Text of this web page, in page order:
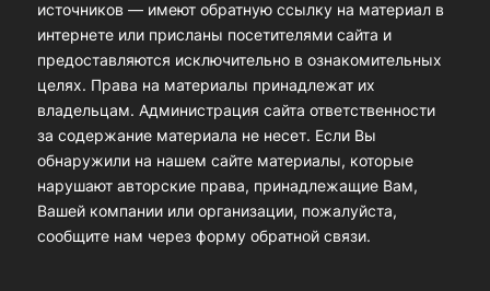
источников — имеют обратную ссылку на материал в
интернете или присланы посетителями сайта и
предоставляются исключительно в ознакомительных
целях. Права на материалы принадлежат их
владельцам. Администрация сайта ответственности
за содержание материала не несет. Если Вы
обнаружили на нашем сайте материалы, которые
нарушают авторские права, принадлежащие Вам,
Вашей компании или организации, пожалуйста,
сообщите нам через форму обратной связи.